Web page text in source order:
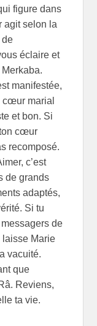
figure dans
agit selon la
de
éclaire et
manifestée,
cœur marial
et bon. Si
cœur
recomposé.
c’est
de grands
adaptés,
Si tu
de
laisse Marie
vacuité.
que
Reviens,
ta vie.